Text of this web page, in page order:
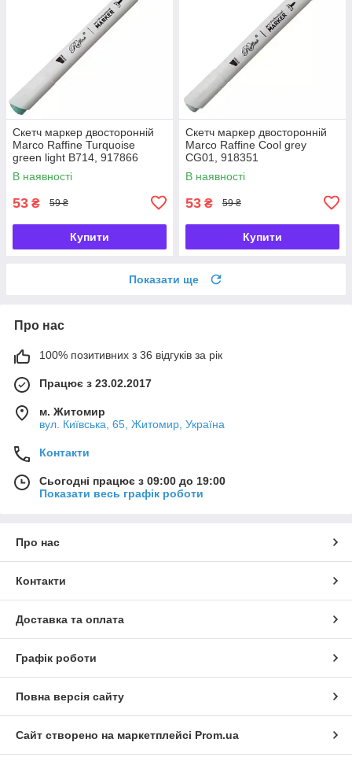
Скетч маркер двосторонній
Marco Raffine Turquoise
green light B714, 917866
В наявності
53 ₴ 59 ₴
Купити
Скетч маркер двосторонній
Marco Raffine Cool grey
CG01, 918351
В наявності
53 ₴ 59 ₴
Купити
Показати ще
Про нас
100% позитивних з 36 відгуків за рік
Працює з 23.02.2017
м. Житомир
вул. Київська, 65, Житомир, Україна
Контакти
Сьогодні працює з 09:00 до 19:00
Показати весь графік роботи
Про нас
Контакти
Доставка та оплата
Графік роботи
Повна версія сайту
Сайт створено на маркетплейсі Prom.ua